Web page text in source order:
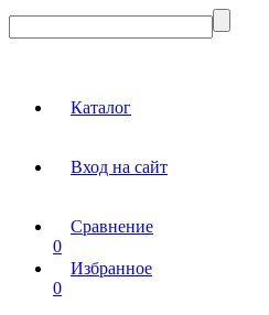
Каталог
Вход на сайт
Сравнение
0
Избранное
0